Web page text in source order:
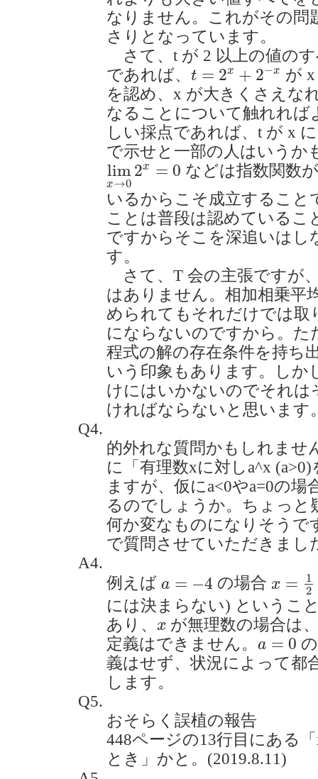
なりません。これがその問
さりとなっています。
さて、t が 2 以上の値の
であれば、 t = 2x + 2−x
t =2 x+2−x
が
を認め、x が大きくさえな
なることについて触れれば
しい採点であれば、t が x
で示せと一部の人はいうか
lim
x→0
2x = 0
limx→ 02x =0
などは指数関数
いるからこそ成立すること
ことは普段は認めているこ
ですからそこを深追いはし
す。
さて、T 会の主張ですが
はありません。相加相乗平
められてもそれだけでは取
にならないのですから。た
程式の解の存在条件を持ち
いう印象もあります。しか
けにはいかないのでそれは
ければならないと思います
Q4.
的外れな質問かもしれませ
に「有理数xに対しa^x
ますが、仮にa<0やa=0の
るのでしょうか。ちょっと
何か変なものになりそうで
で質問させていただきまし
A4.
例えば a = −4
a の場合 x =
1
2
2
には決まらない) というこ
あり、
x
x が無理数の場合は
定義はできません。 a = 0
a=0
義はせず、状況によって都
します。
Q5.
おそらく誤植の報告
448ページの13行目にある
とき」かと。(2019.8.11)